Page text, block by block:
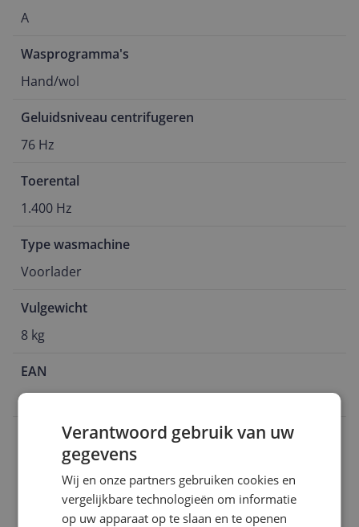
A
Wasprogramma's
Hand/wol
Geluidsniveau centrifugeren
76 Hz
Toerental
1.400 Hz
Type wasmachine
Voorlader
Vulgewicht
8 kg
EAN
8690842713057
Algemeen
Droogkenmerken
Verantwoord gebruik van uw
gegevens
Wij en onze partners gebruiken cookies en
vergelijkbare technologieën om informatie
op uw apparaat op te slaan en te openen